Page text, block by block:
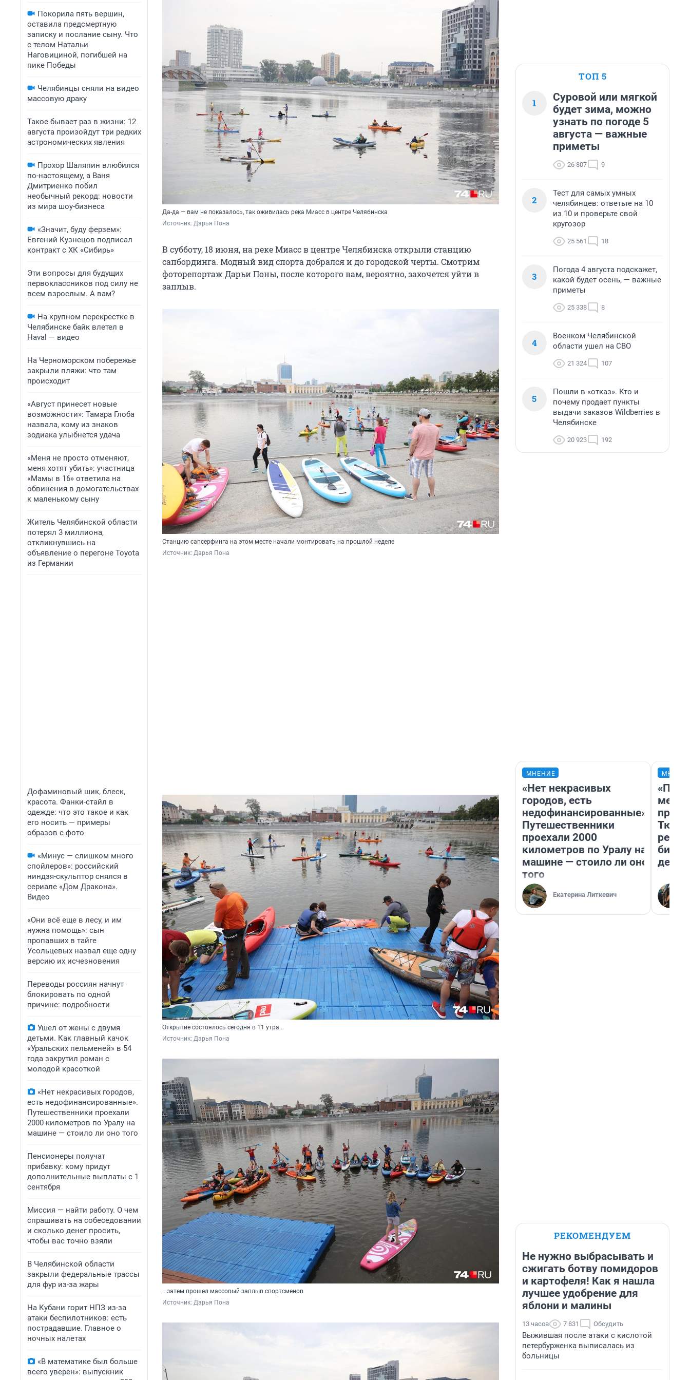
Покорила пять вершин,
оставила предсмертную
записку и послание сыну. Что
с телом Натальи
Наговициной, погибшей на
пике Победы
Челябинцы сняли на видео
массовую драку
Такое бывает раз в жизни: 12
августа произойдут три редких
астрономических явления
Прохор Шаляпин влюбился
по-настоящему, а Ваня
Дмитриенко побил
необычный рекорд: новости
из мира шоу-бизнеса
«Значит, буду ферзем»:
Евгений Кузнецов подписал
контракт с ХК «Сибирь»
Эти вопросы для будущих
первоклассников под силу не
всем взрослым. А вам?
На крупном перекрестке в
Челябинске байк влетел в
Haval — видео
На Черноморском побережье
закрыли пляжи: что там
происходит
«Август принесет новые
возможности»: Тамара Глоба
назвала, кому из знаков
зодиака улыбнется удача
«Меня не просто отменяют,
меня хотят убить»: участница
«Мамы в 16» ответила на
обвинения в домогательствах
к маленькому сыну
Житель Челябинской области
потерял 3 миллиона,
откликнувшись на
объявление о перегоне Toyota
из Германии
Дофаминовый шик, блеск,
красота. Фанки-стайл в
одежде: что это такое и как
его носить — примеры
образов с фото
«Минус — слишком много
спойлеров»: российский
ниндзя-скульптор снялся в
сериале «Дом Дракона».
Видео
«Они всё еще в лесу, и им
нужна помощь»: сын
пропавших в тайге
Усольцевых назвал еще одну
версию их исчезновения
Переводы россиян начнут
блокировать по одной
причине: подробности
Ушел от жены с двумя
детьми. Как главный качок
«Уральских пельменей» в 54
года закрутил роман с
молодой красоткой
«Нет некрасивых городов,
есть недофинансированные».
Путешественники проехали
2000 километров по Уралу на
машине — стоило ли оно того
Пенсионеры получат
прибавку: кому придут
дополнительные выплаты с 1
сентября
Миссия — найти работу. О чем
спрашивать на собеседовании
и сколько денег просить,
чтобы вас точно взяли
В Челябинской области
закрыли федеральные трассы
для фур из-за жары
На Кубани горит НПЗ из-за
атаки беспилотников: есть
пострадавшие. Главное о
ночных налетах
«В математике был больше
всего уверен»: выпускник
Да-да — вам не показалось, так оживилась река Миасс в центре Челябинска
Источник: Дарья Пона
В субботу, 18 июня, на реке Миасс в центре Челябинска открыли станцию
сапбординга. Модный вид спорта добрался и до городской черты. Смотрим
фоторепортаж Дарьи Поны, после которого вам, вероятно, захочется уйти в
заплыв.
Станцию сапсерфинга на этом месте начали монтировать на прошлой неделе
Источник: Дарья Пона
Открытие состоялось сегодня в 11 утра...
Источник: Дарья Пона
...затем прошел массовый заплыв спортсменов
Источник: Дарья Пона
ТОП 5
1
Суровой или мягкой
будет зима, можно
узнать по погоде 5
августа — важные
приметы
26 807 9
2
Тест для самых умных
челябинцев: ответьте на 10
из 10 и проверьте свой
кругозор
25 561 18
3
Погода 4 августа подскажет,
какой будет осень, — важные
приметы
25 338 8
4
Военком Челябинской
области ушел на СВО
21 324 107
5
Пошли в «отказ». Кто и
почему продает пункты
выдачи заказов Wildberries в
Челябинске
20 923 192
МНЕНИЕ
«Нет некрасивых
городов, есть
недофинансированные».
Путешественники
проехали 2000
километров по Уралу на
машине — стоило ли оно
того
Екатерина Литкевич
РЕКОМЕНДУЕМ
Не нужно выбрасывать и
сжигать ботву помидоров
и картофеля! Как я нашла
лучшее удобрение для
яблони и малины
13 часов 7 831 Обсудить
Выжившая после атаки с кислотой
петербурженка выписалась из
больницы